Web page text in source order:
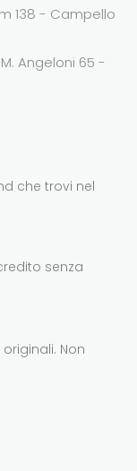
138 - Campello
Angeloni 65 -
che trovi nel
senza
Non